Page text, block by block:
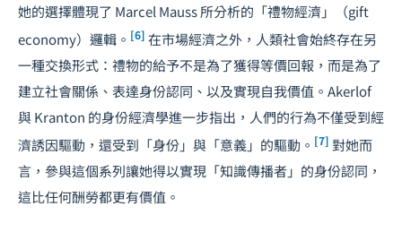
她的選擇體現了 Marcel Mauss 所分析的「禮物經濟」（gift
economy）邏輯。 [6] 在市場經濟之外，人類社會始終存在另
一種交換形式：禮物的給予不是為了獲得等價回報，而是為了
建立社會關係、表達身份認同、以及實現自我價值。Akerlof
與 Kranton 的身份經濟學進一步指出，人們的行為不僅受到經
濟誘因驅動，還受到「身份」與「意義」的驅動。 [7] 對她而
言，參與這個系列讓她得以實現「知識傳播者」的身份認同，
這比任何酬勞都更有價值。